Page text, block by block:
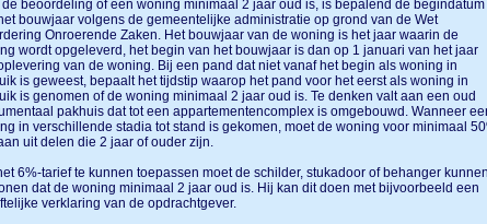
de beoordeling of een woning minimaal 2 jaar oud is, is bepalend de begindatum
bouwjaar volgens de gemeentelijke administratie op grond van de Wet
Onroerende Zaken. Het bouwjaar van de woning is het jaar waarin de
wordt opgeleverd, het begin van het bouwjaar is dan op 1 januari van het jaar
van de woning. Bij een pand dat niet vanaf het begin als woning in
is geweest, bepaalt het tijdstip waarop het pand voor het eerst als woning in
is genomen of de woning minimaal 2 jaar oud is. Te denken valt aan een oud
pakhuis dat tot een appartementencomplex is omgebouwd. Wanneer
in verschillende stadia tot stand is gekomen, moet de woning voor minimaal
uit delen die 2 jaar of ouder zijn.
6%-tarief te kunnen toepassen moet de schilder, stukadoor of behanger
dat de woning minimaal 2 jaar oud is. Hij kan dit doen met bijvoorbeeld een
verklaring van de opdrachtgever.